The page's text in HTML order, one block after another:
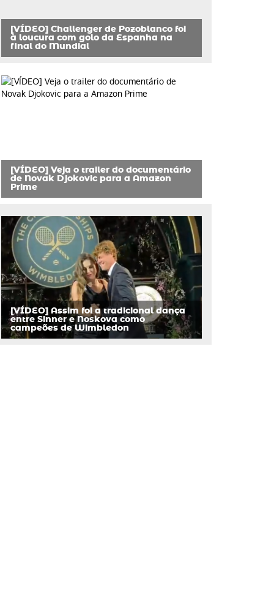
[VÍDEO] Challenger de Pozoblanco foi
à loucura com golo da Espanha na
final do Mundial
[VÍDEO] Veja o trailer do documentário
de Novak Djokovic para a Amazon
Prime
[VÍDEO] Assim foi a tradicional dança
entre Sinner e Noskova como
campeões de Wimbledon